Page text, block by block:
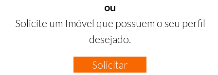
ou
Solicite um Imóvel que possuem o seu perfil
desejado.
Solicitar